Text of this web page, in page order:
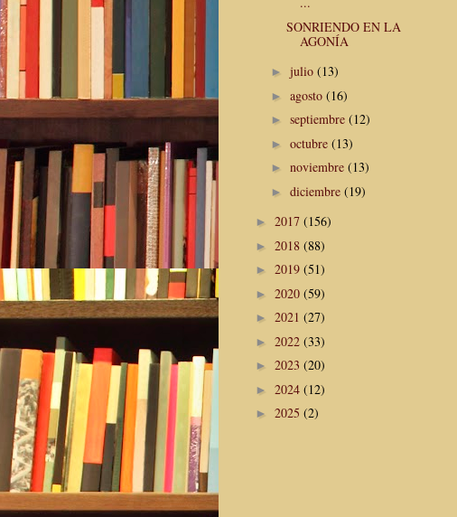
SONRIENDO EN LA
AGONÍA
► julio (13)
► agosto (16)
► septiembre (12)
► octubre (13)
► noviembre (13)
► diciembre (19)
► 2017 (156)
► 2018 (88)
► 2019 (51)
► 2020 (59)
► 2021 (27)
► 2022 (33)
► 2023 (20)
► 2024 (12)
► 2025 (2)